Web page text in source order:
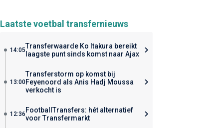
Laatste voetbal transfernieuws
14:05Transferwaarde Ko Itakura bereikt
laagste punt sinds komst naar Ajax
13:00
Transferstorm op komst bij
Feyenoord als Anis Hadj Moussa
verkocht is
12:36 FootballTransfers: hét alternatief
voor Transfermarkt